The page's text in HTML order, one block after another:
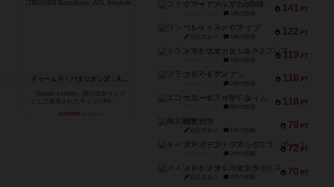
ドゥームド・バタリオンズ：ASLモジュール11
『Squad Leader』用の追加マップ
として発売されたマップの#9...
約5時間前
141 PT
ファイアー・ブルズ / 火牛陣
1件の投稿
122 PT
ワン・トゥ・ファイブ
紹介文あり 1件の投稿
119 PT
トランスオリエント・エクスプレス
1件の投稿
118 PT
フラットアイアン
2件の投稿
118 PT
エコーズ・オブ・タイム
8件の投稿
79 PT
南北戦争
紹介文あり 1件の投稿
72 PT
キャプテン・フリップ：イスラ・ボンバ
2件の投稿
70 PT
メメントオンラインタクティクス
紹介文あり 4件の投稿